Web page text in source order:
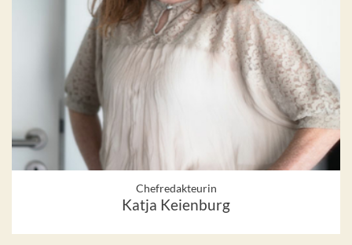
Chefredakteurin
Katja Keienburg